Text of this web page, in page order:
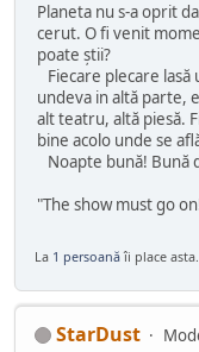
Planeta nu s-a oprit
cerut. O fi venit
poate știi?
Fiecare plecare lasă
undeva in altă parte,
alt teatru, altă piesă.
bine acolo unde se
Noapte bună! Bună
"The show must go
La 1 persoanăîi place asta.
StarDust